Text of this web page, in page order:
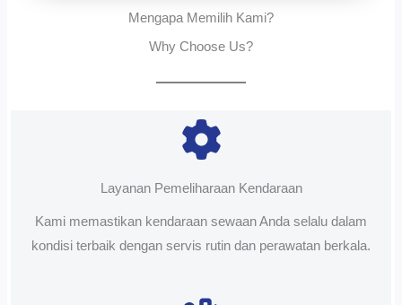
Mengapa Memilih Kami?
Why Choose Us?
Layanan Pemeliharaan Kendaraan
Kami memastikan kendaraan sewaan Anda selalu dalam
kondisi terbaik dengan servis rutin dan perawatan berkala.